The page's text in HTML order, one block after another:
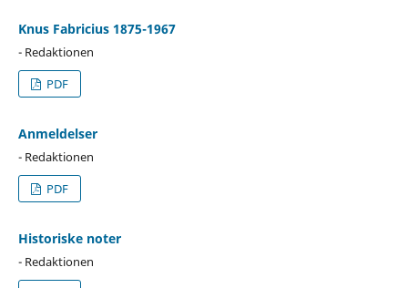
Knus Fabricius 1875-1967
- Redaktionen
PDF
Anmeldelser
- Redaktionen
PDF
Historiske noter
- Redaktionen